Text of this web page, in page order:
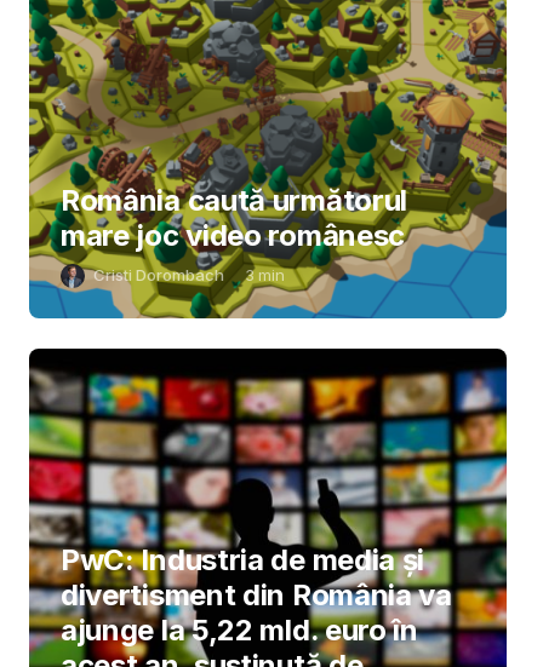
România caută următorul
mare joc video românesc
Cristi Dorombach 3min
PwC: Industria de media și
divertisment din România va
ajunge la 5,22 mld. euro în